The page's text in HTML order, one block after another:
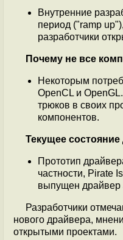
Внутренние
период ("ramp
разработчики
Почему не все
Некоторым
OpenCL и
трюков в своих
компонентов.
Текущее состояние
Прототип
частности, Pirate
выпущен драйвер
Разработчики
нового драйвера,
открытыми проектами.